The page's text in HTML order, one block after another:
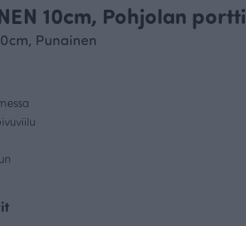
10cm, Pohjolan portti
Punainen